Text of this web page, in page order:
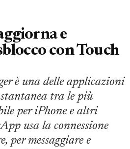
e
con Touch
è una delle applicazioni
tra le più
per iPhone e altri
usa la connessione
per messaggiare e